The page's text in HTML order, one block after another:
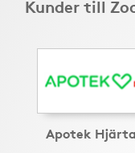
Kunder till
Apotek